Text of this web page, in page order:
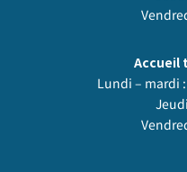
Accueil
Lundi – mardi